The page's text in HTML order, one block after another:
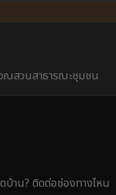
ณสวนสาธารณะชุมชน
บ้าน? ติดต่อช่องทางไหน